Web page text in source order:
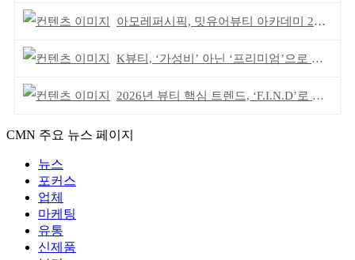
아모레퍼시픽, 밋유어뷰티 아카데미 2기 발대식
K뷰티, ‘가성비’ 아닌 ‘프리미엄’으로 승부걸어야
2026년 뷰티 핵심 트렌드, ‘F.I.N.D’로 읽는다
CMN 주요 뉴스 페이지
뉴스
포커스
업체
마케팅
유통
신제품